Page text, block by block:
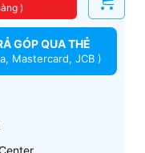
)
GÓP QUA THẺ
Mastercard, JCB )